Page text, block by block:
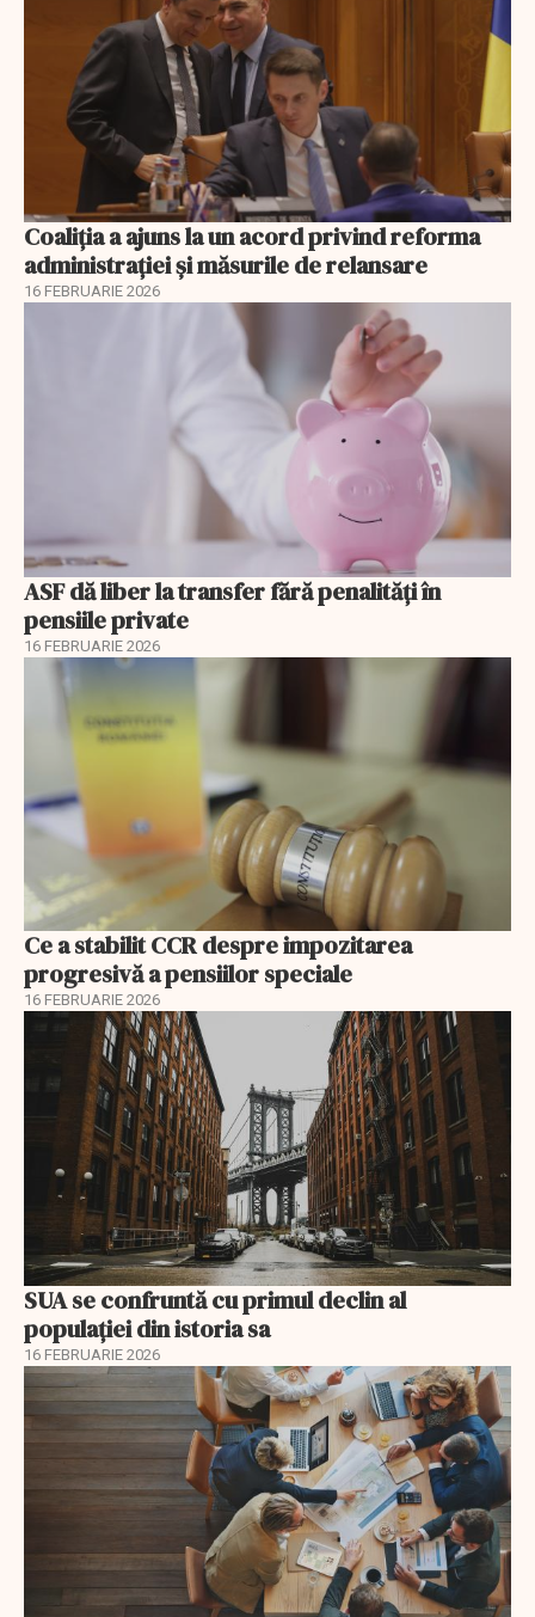
Coaliția a ajuns la un acord privind reforma
administrației și măsurile de relansare
16 FEBRUARIE 2026
ASF dă liber la transfer fără penalități în
pensiile private
16 FEBRUARIE 2026
Ce a stabilit CCR despre impozitarea
progresivă a pensiilor speciale
16 FEBRUARIE 2026
SUA se confruntă cu primul declin al
populației din istoria sa
16 FEBRUARIE 2026